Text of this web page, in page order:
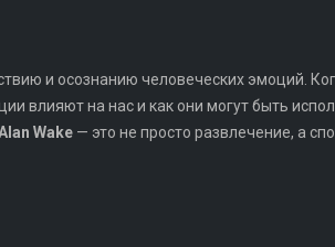
и осознанию человеческих эмоций.
влияют на нас и как они могут быть
Wake — это не просто развлечение, а